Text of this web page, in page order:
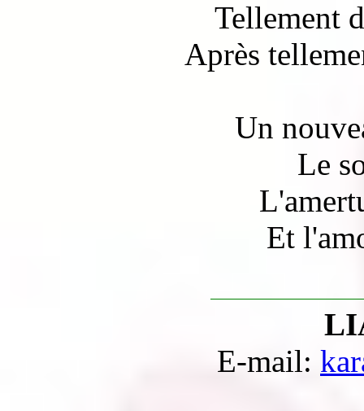
Tellement
Après
Un
Le
Et
E-mail: